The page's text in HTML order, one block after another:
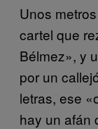
Unos
cartel que
Bélmez», y
por un
letras, ese
hay un afán